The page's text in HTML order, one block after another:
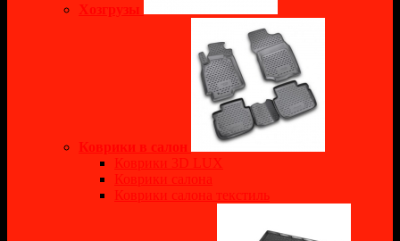
Хозгрузы
Коврики в салон
Коврики 3D LUX
Коврики салона
Коврики салона текстиль